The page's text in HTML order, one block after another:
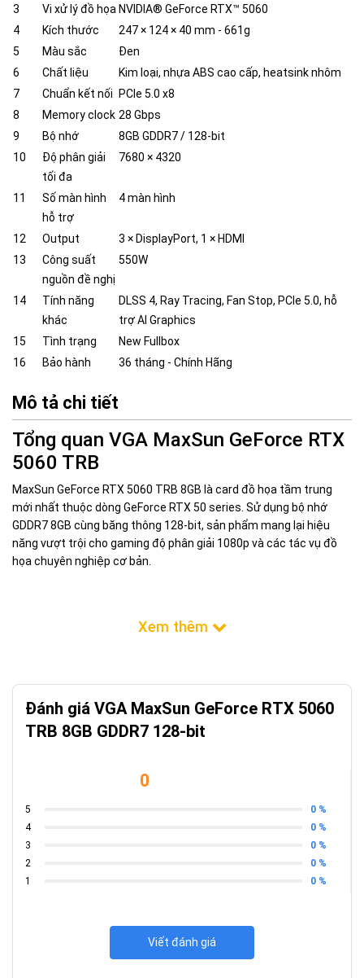
3
Vi xử lý đồ họa NVIDIA® GeForce RTX™ 5060
4
Kích thước
247 × 124 × 40 mm - 661g
5
Màu sắc
Đen
6
Chất liệu
Kim loại, nhựa ABS cao cấp, heatsink nhôm
7
Chuẩn kết nối
PCIe 5.0 x8
8
Memory clock 28 Gbps
9
Bộ nhớ
8GB GDDR7 / 128-bit
10
Độ phân giải
tối đa
7680 × 4320
11
Số màn hình
hỗ trợ
4 màn hình
12 Output
3 × DisplayPort, 1 × HDMI
13
Công suất
nguồn đề nghị
550W
14
Tính năng
khác
DLSS 4, Ray Tracing, Fan Stop, PCIe 5.0, hỗ
trợ AI Graphics
15
Tình trạng
New Fullbox
16
Bảo hành 36 tháng - Chính Hãng
Mô tả chi tiết
Tổng quan VGA MaxSun GeForce RTX
5060 TRB
MaxSun GeForce RTX 5060 TRB 8GB là card đồ họa tầm trung
mới nhất thuộc dòng GeForce RTX 50 series. Sử dụng bộ nhớ
GDDR7 8GB cùng băng thông 128-bit, sản phẩm mang lại hiệu
năng vượt trội cho gaming độ phân giải 1080p và các tác vụ đồ
họa chuyên nghiệp cơ bản.
Thông số kỹ thuật nổi bật
Đánh giá VGA MaxSun GeForce RTX 5060
TRB 8GB GDDR7 128-bit
0
5
0 %
4
0 %
3
0 %
2
0 %
1
0 %
Viết đánh giá